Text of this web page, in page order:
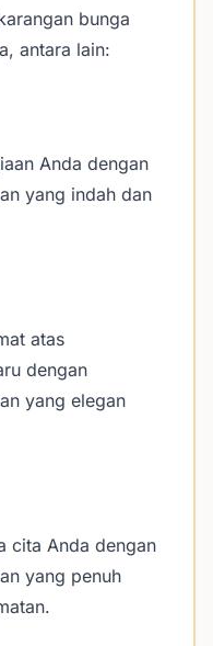
bunga
antara lain:
Anda dengan
yang indah dan
atas
dengan
yang elegan
cita Anda dengan
yang penuh